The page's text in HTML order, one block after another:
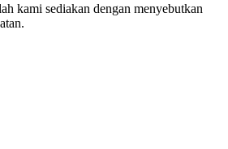
kami sediakan dengan menyebutkan